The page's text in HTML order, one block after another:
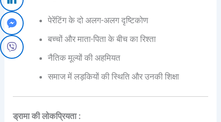
पेरेंटिंग के दो अलग-अलग दृष्टिकोण
बच्चों और माता-पिता के बीच का रिश्ता
नैतिक मूल्यों की अहमियत
समाज में लड़कियों की स्थिति और उनकी शिक्षा
ड्रामा की लोकप्रियता :